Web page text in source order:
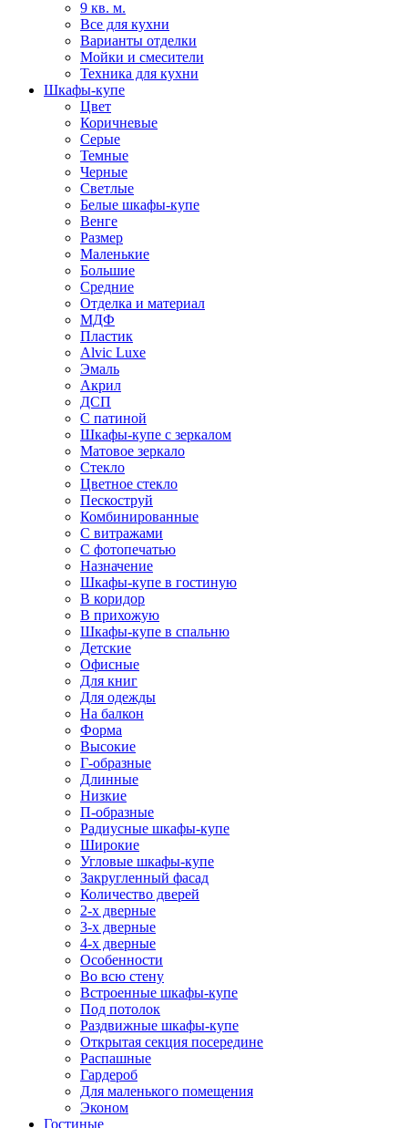
9 кв. м.
Все для кухни
Варианты отделки
Мойки и смесители
Техника для кухни
Шкафы-купе
Цвет
Коричневые
Серые
Темные
Черные
Светлые
Белые шкафы-купе
Венге
Размер
Маленькие
Большие
Средние
Отделка и материал
МДФ
Пластик
Alvic Luxe
Эмаль
Акрил
ДСП
С патиной
Шкафы-купе с зеркалом
Матовое зеркало
Стекло
Цветное стекло
Пескоструй
Комбинированные
С витражами
С фотопечатью
Назначение
Шкафы-купе в гостиную
В коридор
В прихожую
Шкафы-купе в спальню
Детские
Офисные
Для книг
Для одежды
На балкон
Форма
Высокие
Г-образные
Длинные
Низкие
П-образные
Радиусные шкафы-купе
Широкие
Угловые шкафы-купе
Закругленный фасад
Количество дверей
2-х дверные
3-х дверные
4-х дверные
Особенности
Во всю стену
Встроенные шкафы-купе
Под потолок
Раздвижные шкафы-купе
Открытая секция посередине
Распашные
Гардероб
Для маленького помещения
Эконом
Гостиные